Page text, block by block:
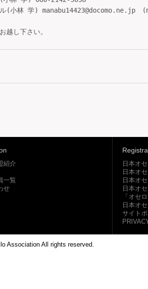
manabu14423@docomo.ne.jp　
越し下さい。
紹介
一覧
せ
日本オ
日本オ
日本オ
日本オ
「オセ
日本オ
サイト
Association All rights reserved.